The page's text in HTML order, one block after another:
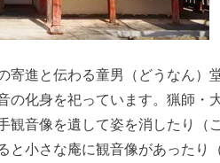
寄進と伝わる童男（どうなん）
の化身を祀っています。猟師・
観音像を遺して姿を消したり（
と小さな庵に観音像があったり